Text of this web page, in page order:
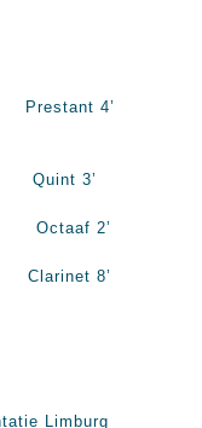
4’
3’
2’
8’
Limburg